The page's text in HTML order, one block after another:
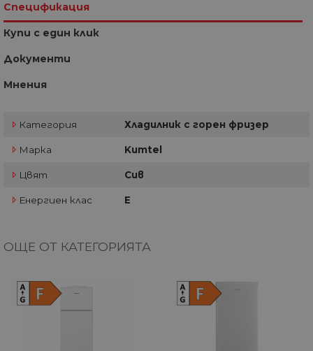
Спецификация
Купи с един клик
Документи
Мнения
Категория Хладилник с горен фризер
Марка Kumtel
Цвят Сив
Енергиен клас Е
ОЩЕ ОТ КАТЕГОРИЯТА